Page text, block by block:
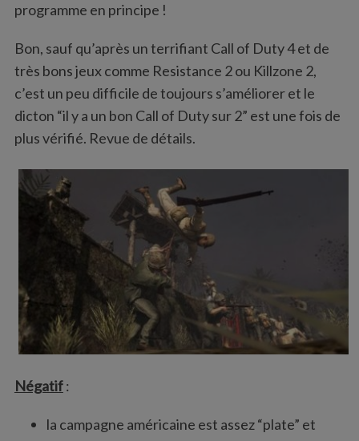
programme en principe !
Bon, sauf qu’après un terrifiant Call of Duty 4 et de
très bons jeux comme Resistance 2 ou Killzone 2,
c’est un peu difficile de toujours s’améliorer et le
dicton “il y a un bon Call of Duty sur 2” est une fois de
plus vérifié. Revue de détails.
Négatif:
la campagne américaine est assez “plate” et